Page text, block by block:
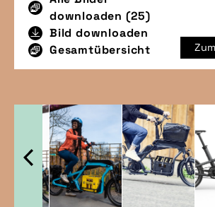
downloaden (25)
Bild downloaden
Gesamtübersicht